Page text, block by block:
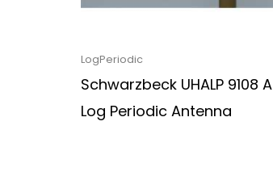
LogPeriodic
Schwarzbeck UHALP 9108 A
Log Periodic Antenna